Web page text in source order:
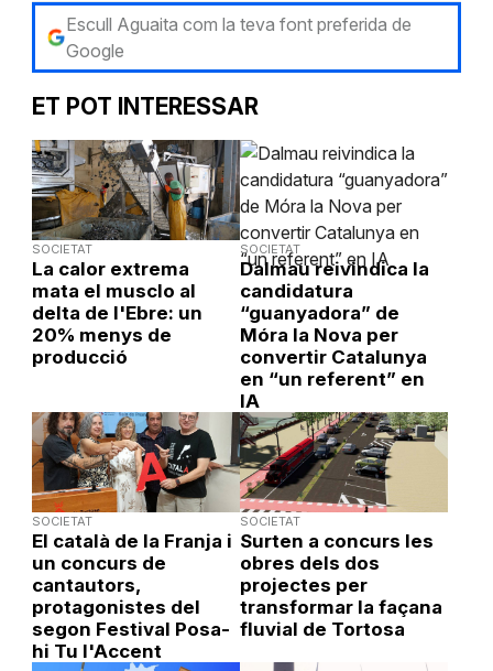
Escull Aguaita com la teva font preferida de
Google
ET POT INTERESSAR
SOCIETAT
La calor extrema
mata el musclo al
delta de l'Ebre: un
20% menys de
producció
SOCIETAT
Dalmau reivindica la
candidatura
“guanyadora” de
Móra la Nova per
convertir Catalunya
en “un referent” en
IA
SOCIETAT
El català de la Franja i
un concurs de
cantautors,
protagonistes del
segon Festival Posa-
hi Tu l'Accent
SOCIETAT
Surten a concurs les
obres dels dos
projectes per
transformar la façana
fluvial de Tortosa